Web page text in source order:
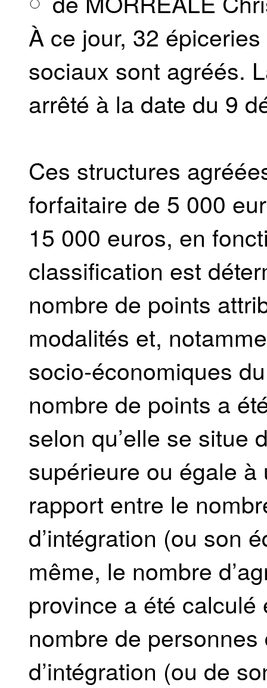
À ce jour, 32
sociaux sont agréés.
arrêté à la date du 9
Ces structures
forfaitaire de 5 000
15 000 euros, en
classification est
nombre de points
modalités et,
socio-économiques
nombre de points a
selon qu’elle se situe
supérieure ou égale
rapport entre le
d’intégration (ou son
même, le nombre
province a été calculé
nombre de
d’intégration (ou de